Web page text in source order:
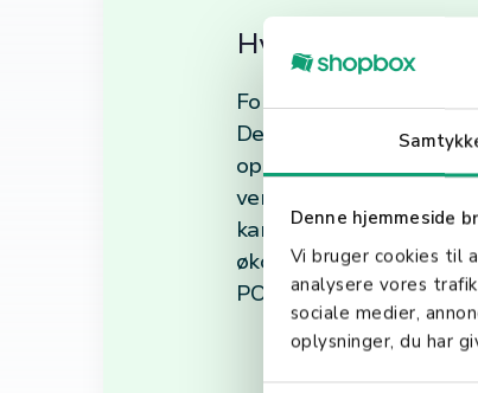
Denne hjemmeside
Vi bruger cookies til
analysere vores
sociale medier,
oplysninger, du har
Hvordan
For virksomhetseiere,
Dette inkluderer regler
opplysningene. Å følge
verdifull innsikt i
kan virksomheter
økonomisk
POS-systemer, spiller